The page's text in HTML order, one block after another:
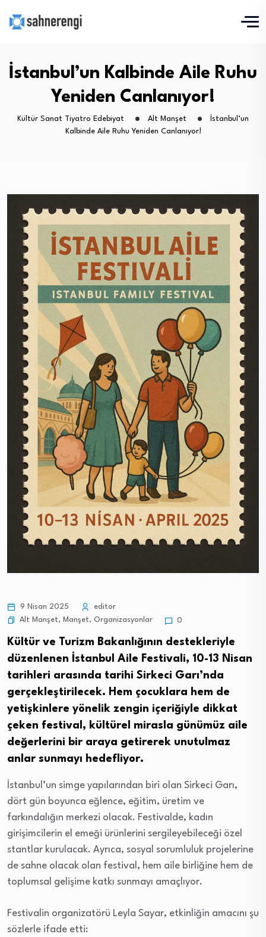
İstanbul’un Kalbinde Aile Ruhu
Yeniden Canlanıyor!
Kültür Sanat Tiyatro Edebiyat Alt Manşet
İstanbul’un
Kalbinde Aile Ruhu Yeniden Canlanıyor!
9 Nisan 2025
editor
Alt Manşet, Manşet, Organizasyonlar 0
Kültür ve Turizm Bakanlığının destekleriyle
düzenlenen İstanbul Aile Festivali, 10-13 Nisan
tarihleri arasında tarihi Sirkeci Garı’nda
gerçekleştirilecek. Hem çocuklara hem de
yetişkinlere yönelik zengin içeriğiyle dikkat
çeken festival, kültürel mirasla günümüz aile
değerlerini bir araya getirerek unutulmaz
anlar sunmayı hedefliyor.
İstanbul’un simge yapılarından biri olan Sirkeci Garı,
dört gün boyunca eğlence, eğitim, üretim ve
farkındalığın merkezi olacak. Festivalde, kadın
girişimcilerin el emeği ürünlerini sergileyebileceği özel
stantlar kurulacak. Ayrıca, sosyal sorumluluk projelerine
de sahne olacak olan festival, hem aile birliğine hem de
toplumsal gelişime katkı sunmayı amaçlıyor.
Festivalin organizatörü Leyla Sayar, etkinliğin amacını şu
sözlerle ifade etti: